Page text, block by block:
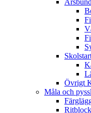
Övrigt
Måla och
Ritblock